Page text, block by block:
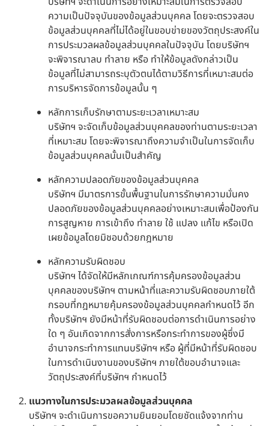
ความเป็นปัจจุบันของข้อมูลส่วนบุคคล โดยจะตรวจสอบ
ข้อมูลส่วนบุคคลที่ไม่ได้อยู่ในขอบข่ายของวัตถุประสงค์ใน
การประมวลผลข้อมูลส่วนบุคคลในปัจจุบัน โดยบริษัทฯ
จะพิจารณาลบ ทำลาย หรือ ทำให้ข้อมูลดังกล่าวเป็น
ข้อมูลที่ไม่สามารถระบุตัวตนได้ตามวิธีการที่เหมาะสมต่อ
การบริหารจัดการข้อมูลนั้น ๆ
หลักการเก็บรักษาตามระยะเวลาเหมาะสม
บริษัทฯ จะจัดเก็บข้อมูลส่วนบุคคลของท่านตามระยะเวลา
ที่เหมาะสม โดยจะพิจารณาถึงความจำเป็นในการจัดเก็บ
ข้อมูลส่วนบุคคลนั้นเป็นสำคัญ
หลักความปลอดภัยของข้อมูลส่วนบุคคล
บริษัทฯ มีมาตรการขั้นพื้นฐานในการรักษาความมั่นคง
ปลอดภัยของข้อมูลส่วนบุคคลอย่างเหมาะสมเพื่อป้องกัน
การสูญหาย การเข้าถึง ทำลาย ใช้ แปลง แก้ไข หรือเปิด
เผยข้อมูลโดยมิชอบด้วยกฎหมาย
หลักความรับผิดชอบ
บริษัทฯ ได้จัดให้มีหลักเกณฑ์การคุ้มครองข้อมูลส่วน
บุคคลของบริษัทฯ ตามหน้าที่และความรับผิดชอบภายใต้
กรอบที่กฎหมายคุ้มครองข้อมูลส่วนบุคคลกำหนดไว้ อีก
ทั้งบริษัทฯ ยังมีหน้าที่รับผิดชอบต่อการดำเนินการอย่าง
ใด ๆ อันเกิดจากการสั่งการหรือกระทำการของผู้ซึ่งมี
อำนาจกระทำการแทนบริษัทฯ หรือ ผู้ที่มีหน้าที่รับผิดชอบ
ในการดำเนินงานของบริษัทฯ ภายใต้ขอบอำนาจและ
วัตถุประสงค์ที่บริษัทฯ กำหนดไว้
แนวทางในการประมวลผลข้อมูลส่วนบุคคล
บริษัทฯ จะดำเนินการขอความยินยอมโดยชัดแจ้งจากท่าน